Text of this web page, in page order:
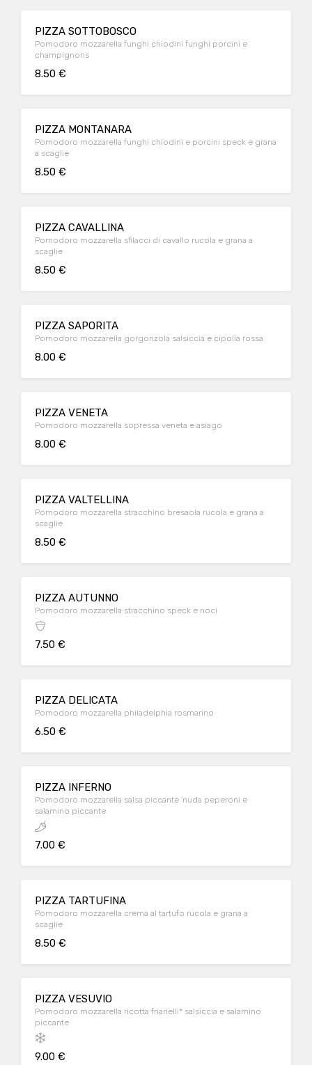
PIZZA SOTTOBOSCO
Pomodoro mozzarella funghi chiodini funghi porcini e
champignons
8.50 €
PIZZA MONTANARA
Pomodoro mozzarella funghi chiodini e porcini speck e grana
a scaglie
8.50 €
PIZZA CAVALLINA
Pomodoro mozzarella sfilacci di cavallo rucola e grana a
scaglie
8.50 €
PIZZA SAPORITA
Pomodoro mozzarella gorgonzola salsiccia e cipolla rossa
8.00 €
PIZZA VENETA
Pomodoro mozzarella sopressa veneta e asiago
8.00 €
PIZZA VALTELLINA
Pomodoro mozzarella stracchino bresaola rucola e grana a
scaglie
8.50 €
PIZZA AUTUNNO
Pomodoro mozzarella stracchino speck e noci
7.50 €
PIZZA DELICATA
Pomodoro mozzarella philadelphia rosmarino
6.50 €
PIZZA INFERNO
Pomodoro mozzarella salsa piccante 'nuda peperoni e
salamino piccante
7.00 €
PIZZA TARTUFINA
Pomodoro mozzarella crema al tartufo rucola e grana a
scaglie
8.50 €
PIZZA VESUVIO
Pomodoro mozzarella ricotta friarielli* salsiccia e salamino
piccante
9.00 €